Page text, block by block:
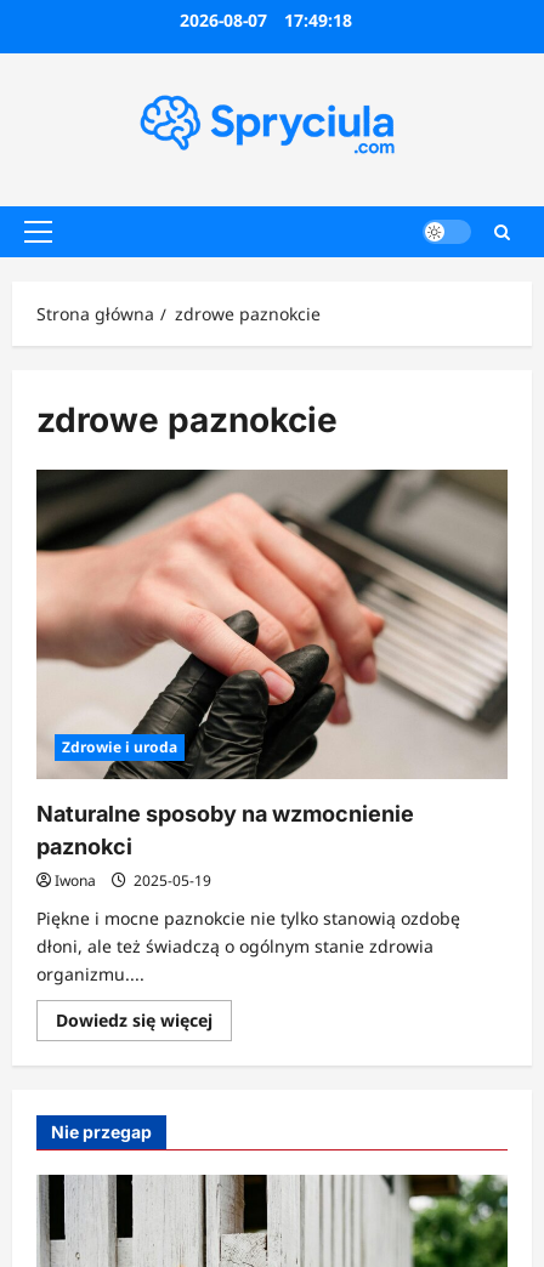
2026-08-07 17:49:18
Menu
Strona główna
zdrowe paznokcie
zdrowe paznokcie
Zdrowie i uroda
Naturalne sposoby na wzmocnienie
paznokci
Iwona 2025-05-19
Piękne i mocne paznokcie nie tylko stanowią ozdobę
dłoni, ale też świadczą o ogólnym stanie zdrowia
organizmu....
Dowiedz się więcejDowiedz
się
o
paznokci
Nie przegap